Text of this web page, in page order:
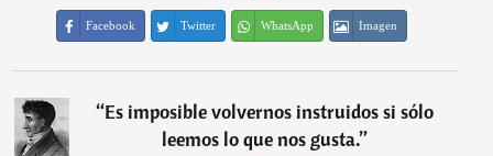
Facebook Twitter WhatsApp Imagen
“Es imposible volvernos instruidos si sólo
leemos lo que nos gusta.”